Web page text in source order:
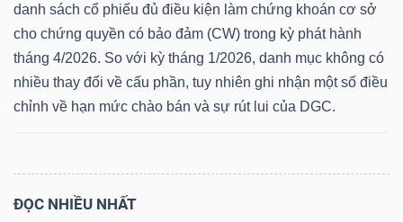
danh sách cổ phiếu đủ điều kiện làm chứng khoán cơ sở
cho chứng quyền có bảo đảm (CW) trong kỳ phát hành
tháng 4/2026. So với kỳ tháng 1/2026, danh mục không có
nhiều thay đổi về cấu phần, tuy nhiên ghi nhận một số điều
chỉnh về hạn mức chào bán và sự rút lui của DGC.
ĐỌC NHIỀU NHẤT
tài